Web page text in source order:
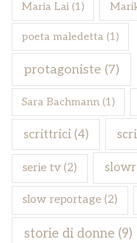
Maria Lai (1)
poeta maledetta (1)
protagoniste (7)
Sara Bachmann (1)
scrittrici(4)
serie tv (2)
slow reportage (2)
storie di donne (9)